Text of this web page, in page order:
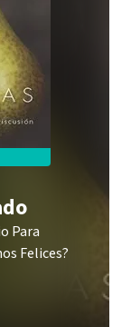
Para
Felices?